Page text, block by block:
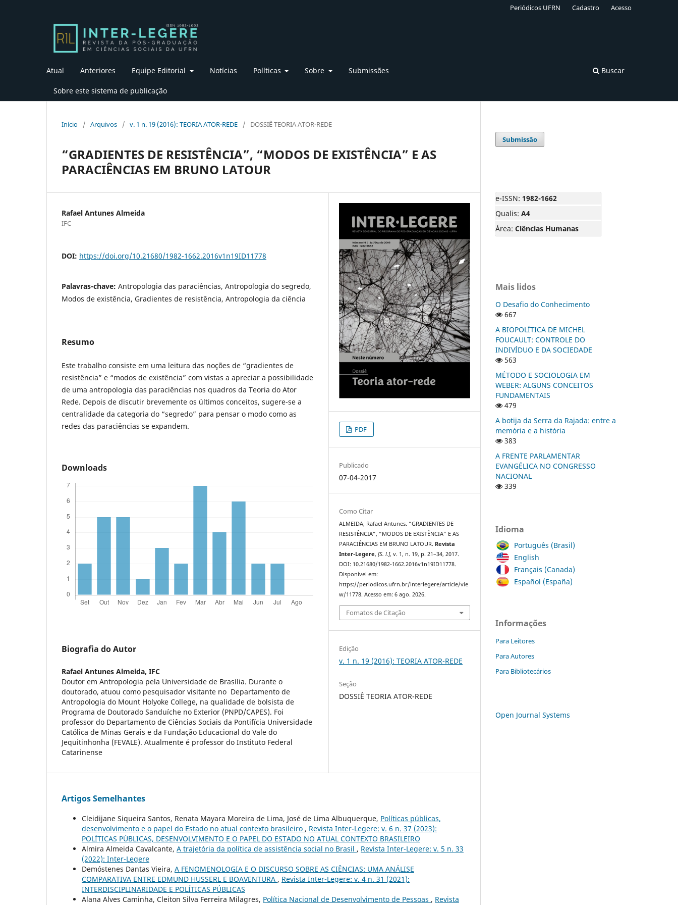
Atual Anteriores Equipe Editorial Notícias Políticas Sobre Submissões
Sobre este sistema de publicação
Buscar
Periódicos UFRN Cadastro Acesso
Início / Arquivos / v. 1 n. 19 (2016): TEORIA ATOR-REDE / DOSSIÊ TEORIA ATOR-REDE
“GRADIENTES DE RESISTÊNCIA”, “MODOS DE EXISTÊNCIA” E AS
PARACIÊNCIAS EM BRUNO LATOUR
Rafael Antunes Almeida
IFC
DOI: https://doi.org/10.21680/1982-1662.2016v1n19ID11778
Palavras-chave: Antropologia das paraciências, Antropologia do segredo,
Modos de existência, Gradientes de resistência, Antropologia da ciência
Resumo
Este trabalho consiste em uma leitura das noções de “gradientes de
resistência” e “modos de existência” com vistas a apreciar a possibilidade
de uma antropologia das paraciências nos quadros da Teoria do Ator
Rede. Depois de discutir brevemente os últimos conceitos, sugere-se a
centralidade da categoria do “segredo” para pensar o modo como as
redes das paraciências se expandem.
Downloads
Biografia do Autor
Rafael Antunes Almeida, IFC
Doutor em Antropologia pela Universidade de Brasília. Durante o
doutorado, atuou como pesquisador visitante no Departamento de
Antropologia do Mount Holyoke College, na qualidade de bolsista de
Programa de Doutorado Sanduíche no Exterior (PNPD/CAPES). Foi
professor do Departamento de Ciências Sociais da Pontifícia Universidade
Católica de Minas Gerais e da Fundação Educacional do Vale do
Jequitinhonha (FEVALE). Atualmente é professor do Instituto Federal
Catarinense
PDF
Publicado
07-04-2017
Como Citar
ALMEIDA, Rafael Antunes. “GRADIENTES DE
RESISTÊNCIA”, “MODOS DE EXISTÊNCIA” E AS
PARACIÊNCIAS EM BRUNO LATOUR. Revista
Inter-Legere,[S. l.], v. 1, n. 19, p. 21–34, 2017.
DOI: 10.21680/1982-1662.2016v1n19ID11778.
Disponível em:
https://periodicos.ufrn.br/interlegere/article/vie
w/11778. Acesso em: 6 ago. 2026.
Fomatos de Citação
Edição
v. 1 n. 19 (2016): TEORIA ATOR-REDE
Seção
DOSSIÊ TEORIA ATOR-REDE
Artigos Semelhantes
Cleidijane Siqueira Santos, Renata Mayara Moreira de Lima, José de Lima Albuquerque, Políticas públicas,
desenvolvimento e o papel do Estado no atual contexto brasileiro , Revista Inter-Legere: v. 6 n. 37 (2023):
POLÍTICAS PÚBLICAS, DESENVOLVIMENTO E O PAPEL DO ESTADO NO ATUAL CONTEXTO BRASILEIRO
Almira Almeida Cavalcante, A trajetória da política de assistência social no Brasil , Revista Inter-Legere: v. 5 n. 33
(2022): Inter-Legere
Demóstenes Dantas Vieira, A FENOMENOLOGIA E O DISCURSO SOBRE AS CIÊNCIAS: UMA ANÁLISE
COMPARATIVA ENTRE EDMUND HUSSERL E BOAVENTURA , Revista Inter-Legere: v. 4 n. 31 (2021):
INTERDISCIPLINARIDADE E POLÍTICAS PÚBLICAS
Alana Alves Caminha, Cleiton Silva Ferreira Milagres, Política Nacional de Desenvolvimento de Pessoas , Revista
Submissão
e-ISSN: 1982-1662
Qualis: A4
Área: Ciências Humanas
Mais lidos
O Desafio do Conhecimento
667
A BIOPOLÍTICA DE MICHEL
FOUCAULT: CONTROLE DO
INDIVÍDUO E DA SOCIEDADE
563
MÉTODO E SOCIOLOGIA EM
WEBER: ALGUNS CONCEITOS
FUNDAMENTAIS
479
A botija da Serra da Rajada: entre a
memória e a história
383
A FRENTE PARLAMENTAR
EVANGÉLICA NO CONGRESSO
NACIONAL
339
Idioma
Português (Brasil)
English
Français (Canada)
Español (España)
Informações
Para Leitores
Para Autores
Para Bibliotecários
Open Journal Systems